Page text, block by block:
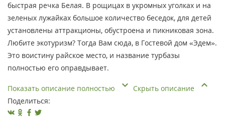
быстрая речка Белая. В рощицах в укромных уголках и на
зеленых лужайках большое количество беседок, для детей
установлены аттракционы, обустроена и пикниковая зона.
Любите экотуризм? Тогда Вам сюда, в Гостевой дом «Эдем».
Это воистину райское место, и название турбазы
полностью его оправдывает.
Показать описание полностью
Скрыть описание
Поделиться: